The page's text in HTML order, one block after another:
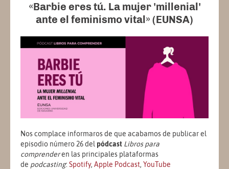
«Barbie eres tú. La mujer 'millenial'
ante el feminismo vital» (EUNSA)
Nos complace informaros de que acabamos de publicar el
episodio número 26 del pódcast Libros para
comprenderen las principales plataformas
de podcasting: Spotify, Apple Podcast, YouTube